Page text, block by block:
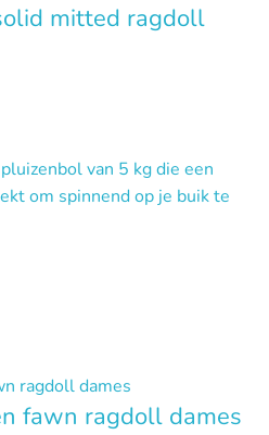
mitted ragdoll
van 5 kg die een
om spinnend op je buik te
fawn ragdoll dames